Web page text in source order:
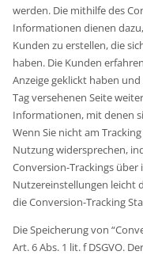
werden. Die mithilfe des
Informationen dienen
Kunden zu erstellen, die
haben. Die Kunden
Anzeige geklickt haben
Tag versehenen Seite
Informationen, mit denen
Wenn Sie nicht am
Nutzung widersprechen,
Conversion-Trackings
Nutzereinstellungen leicht
die Conversion-Tracking
Die Speicherung von
Art. 6 Abs. 1 lit. f DSGVO.